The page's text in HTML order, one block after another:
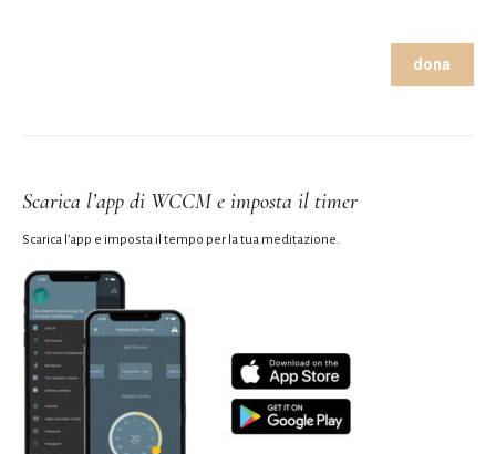
dona
Scarica l’app di WCCM e imposta il timer
Scarica l’app e imposta il tempo per la tua meditazione.